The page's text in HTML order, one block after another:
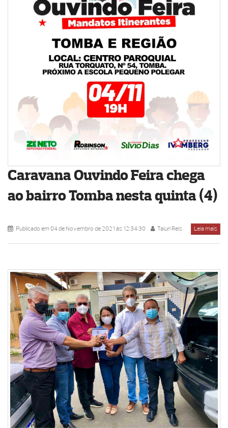
Caravana Ouvindo Feira chega
ao bairro Tomba nesta quinta (4)
Publicado em 04 de Novembro de 2021 ás 12:34:30 Taiuri Reis Leia mais